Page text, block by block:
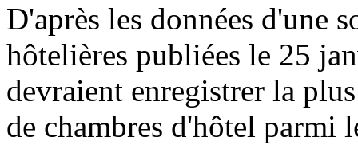
D'après les données d'une
hôtelières publiées le 25
devraient enregistrer la
de chambres d'hôtel parmi